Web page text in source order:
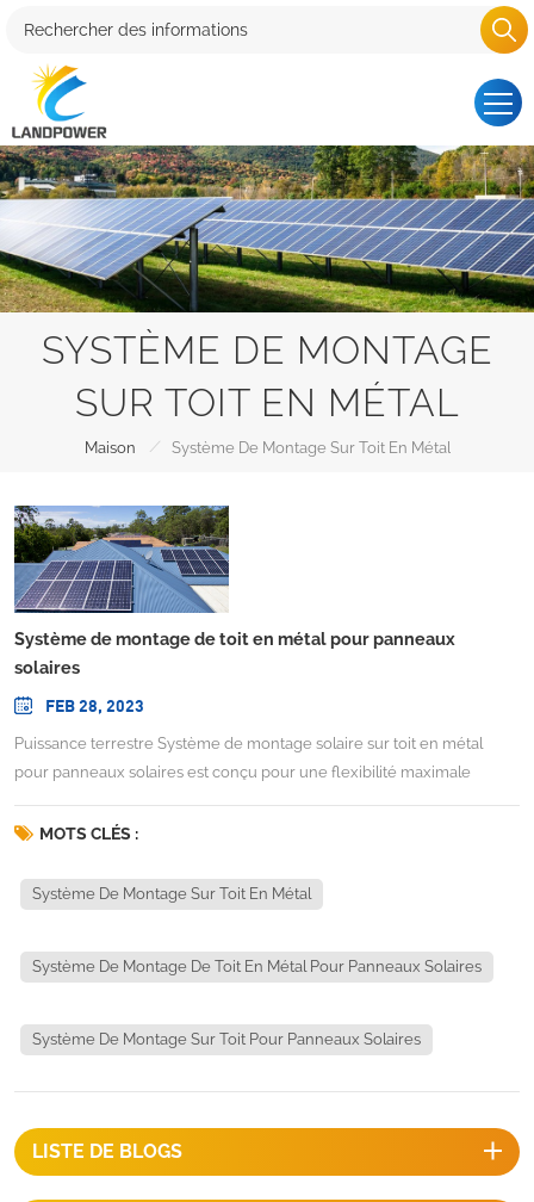
SYSTÈME DE MONTAGE
SUR TOIT EN MÉTAL
Maison / Système De Montage Sur Toit En Métal
Système de montage de toit en métal pour panneaux
solaires
FEB 28, 2023
Puissance terrestre Système de montage solaire sur toit en métal
pour panneaux solaires est conçu pour une flexibilité maximale
de systèmes solaires sur toit ondulé et trapézoïdal en métal/pvc. Il est
Grâce à notre rail innovant et à des composants pré-assemblés tels
que le module en T inclinable, le kit de serrage et divers dispositifs de
notre montage sur toit en métal rend l'installation facile et rapide pour
d'œuvre.INFORMATIONS TECHNIQUESSite d'installation : Toit en
penteAngle d'inclinaison : affleurant avec le toit (10 ~ 60
MOTS CLÉS :
Système De Montage Sur Toit En Métal
Système De Montage De Toit En Métal Pour Panneaux Solaires
Système De Montage Sur Toit Pour Panneaux Solaires
LISTE DE BLOGS